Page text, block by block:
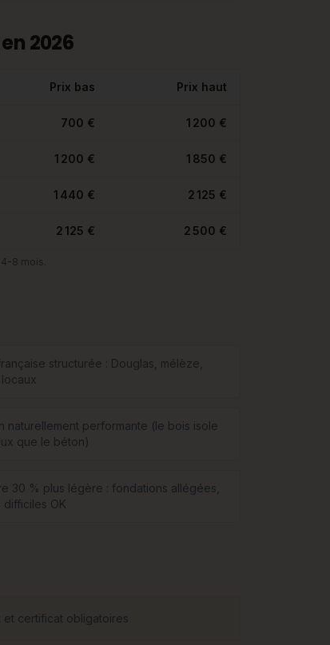
2026
Prix bas Prix haut
700 € 1 200 €
1 200 € 1 850 €
1 440 € 2 125 €
2 125 € 2 500 €
8 mois.
structurée : Douglas, mélèze,
naturellement performante (le bois isole
que le béton)
30 % plus légère : fondations allégées,
difficiles OK
et certificat obligatoires